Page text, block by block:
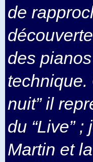
de
des
technique.
nuit” il
du “Live”
Martin et